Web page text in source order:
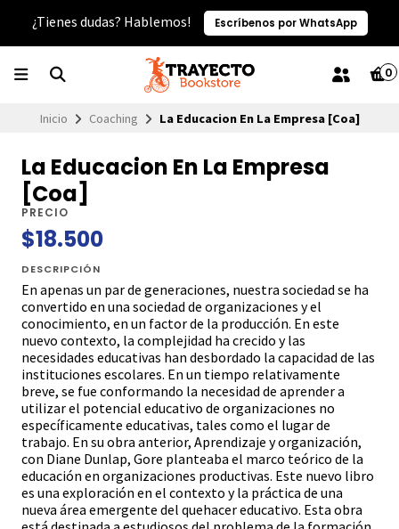
¿Tienes dudas? Hablemos! Escríbenos por WhatsApp
0
Inicio Coaching La Educacion En La Empresa [Coa]
La Educacion En La Empresa
[Coa]
PRECIO
$18.500
DESCRIPCIÓN
En apenas un par de generaciones, nuestra sociedad se ha
convertido en una sociedad de organizaciones y el
conocimiento, en un factor de la producción. En este
nuevo contexto, la complejidad ha crecido y las
necesidades educativas han desbordado la capacidad de las
instituciones escolares. En un tiempo relativamente
breve, se fue conformando la necesidad de aprender a
utilizar el potencial educativo de organizaciones no
específicamente educativas, tales como el lugar de
trabajo. En su obra anterior, Aprendizaje y organización,
con Diane Dunlap, Gore planteaba el marco teórico de la
educación en organizaciones productivas. Este nuevo libro
es una exploración en el contexto y la práctica de una
nueva área emergente del quehacer educativo. Esta obra